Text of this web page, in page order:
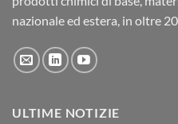
nazionale ed estera, in oltre
ULTIME NOTIZIE